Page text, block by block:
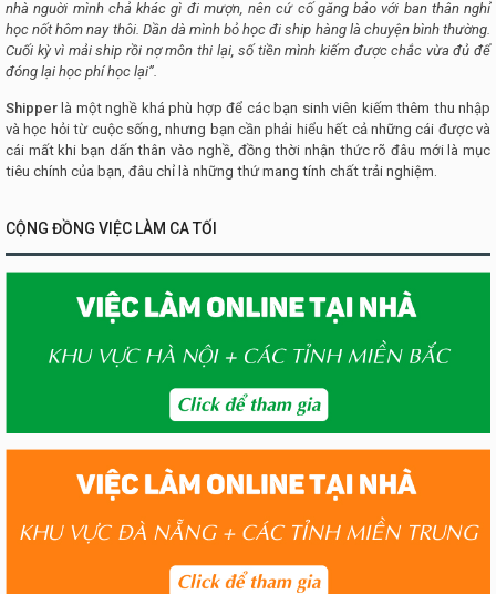
nhà nguời mình chả khác gì đi mượn, nên cứ cố găng bảo với ban thân nghỉ
học nốt hôm nay thôi. Dần dà mình bỏ học đi ship hàng là chuyện bình thường.
Cuối kỳ vì mải ship rồi nợ môn thi lại, số tiền mình kiếm được chắc vừa đủ để
đóng lại học phí học lại”.
Shipper là một nghề khá phù hợp để các bạn sinh viên kiếm thêm thu nhập
và học hỏi từ cuộc sống, nhưng bạn cần phải hiểu hết cả những cái được và
cái mất khi bạn dấn thân vào nghề, đồng thời nhận thức rõ đâu mới là mục
tiêu chính của bạn, đâu chỉ là những thứ mang tính chất trải nghiệm.
CỘNG ĐỒNG VIỆC LÀM CA TỐI